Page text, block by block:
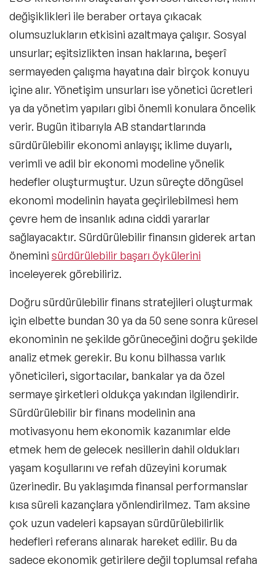
değişiklikleri ile beraber ortaya çıkacak
olumsuzlukların etkisini azaltmaya çalışır. Sosyal
unsurlar; eşitsizlikten insan haklarına, beşerî
sermayeden çalışma hayatına dair birçok konuyu
içine alır. Yönetişim unsurları ise yönetici ücretleri
ya da yönetim yapıları gibi önemli konulara öncelik
verir. Bugün itibarıyla AB standartlarında
sürdürülebilir ekonomi anlayışı; iklime duyarlı,
verimli ve adil bir ekonomi modeline yönelik
hedefler oluşturmuştur. Uzun süreçtedöngüsel
ekonomi modelinin hayata geçirilebilmesi hem
çevre hem de insanlık adına ciddi yararlar
sağlayacaktır. Sürdürülebilir finansın giderek artan
önemini sürdürülebilir başarı öykülerini
inceleyerek görebiliriz.
Doğru sürdürülebilirfinans stratejileri oluşturmak
için elbette bundan 30 ya da 50 sene sonra küresel
ekonominin ne şekilde görüneceğini doğru şekilde
analiz etmek gerekir. Bu konu bilhassa varlık
yöneticileri, sigortacılar, bankalar ya da özel
sermaye şirketleri oldukça yakından ilgilendirir.
Sürdürülebilir bir finans modelinin ana
motivasyonu hem ekonomik kazanımlar elde
etmek hem de gelecek nesillerin dahil oldukları
yaşam koşullarını ve refah düzeyini korumak
üzerinedir. Bu yaklaşımda finansal performanslar
kısa süreli kazançlara yönlendirilmez. Tam aksine
çok uzun vadeleri kapsayan sürdürülebilirlik
hedefleri referans alınarak hareket edilir. Bu da
sadece ekonomik getirilere değil toplumsal refaha